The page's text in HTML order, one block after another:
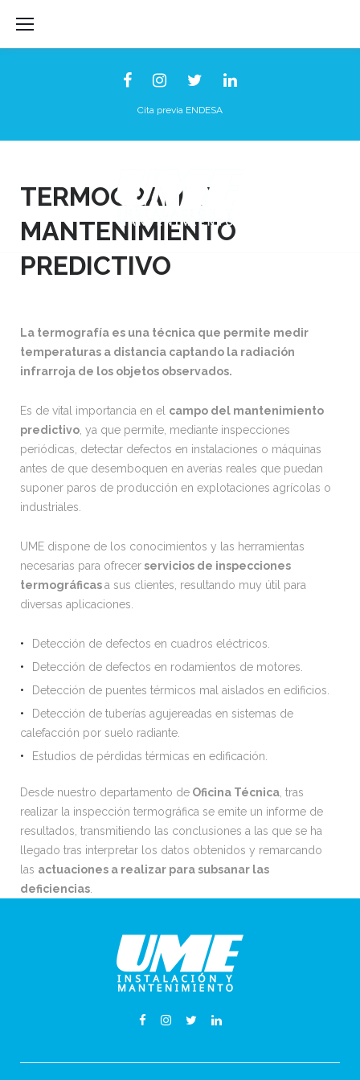
content
Cita previa ENDESA
mantenimiento
predictivo
TERMOGRAFÍA Y
MANTENIMIENTO
PREDICTIVO
La termografía es una técnica que permite medir
temperaturas a distancia captando la radiación
infrarroja de los objetos observados.
Es de vital importancia en el campo del mantenimiento
predictivo , ya que permite, mediante inspecciones
periódicas, detectar defectos en instalaciones o máquinas
antes de que desemboquen en averías reales que puedan
suponer paros de producción en explotaciones agrícolas o
industriales.
UME dispone de los conocimientos y las herramientas
necesarias para ofrecerservicios de inspecciones
termográficasa sus clientes, resultando muy útil para
diversas aplicaciones.
Detección de defectos en cuadros eléctricos.
Detección de defectos en rodamientos de motores.
Detección de puentes térmicos mal aislados en edificios.
Detección de tuberías agujereadas en sistemas de
calefacción por suelo radiante.
Estudios de pérdidas térmicas en edificación.
Desde nuestro departamento de Oficina Técnica , tras
realizar la inspección termográfica se emite un informe de
resultados, transmitiendo las conclusiones a las que se ha
llegado tras interpretar los datos obtenidos y remarcando
las actuaciones a realizar para subsanar las
deficiencias